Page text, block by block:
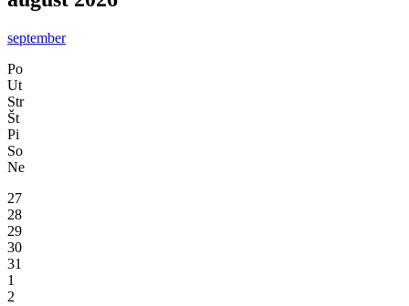
september
Po
Ut
Str
Št
Pi
So
Ne
27
28
29
30
31
1
2